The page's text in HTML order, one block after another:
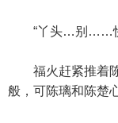
“丫头…别……
福火赶紧推着陈
般，可陈璃和陈楚